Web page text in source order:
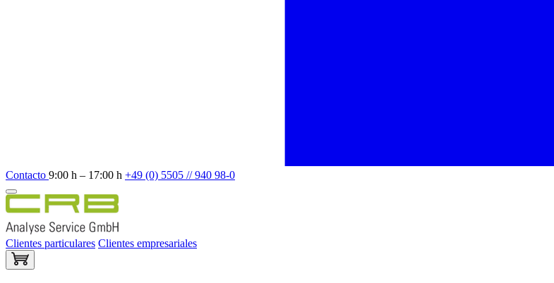
Contacto 9:00 h – 17:00 h +49 (0) 5505 // 940 98-0
Clientes particulares Clientes empresariales